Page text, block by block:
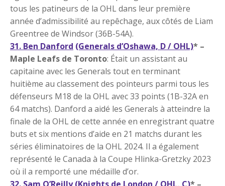
tous les patineurs de la OHL dans leur première
année d’admissibilité au repêchage, aux côtés de Liam
Greentree de Windsor (36B-54A).
31. Ben Danford (Generals d’Oshawa, D / OHL)* –
Maple Leafs de Toronto: Était un assistant au
capitaine avec les Generals tout en terminant
huitième au classement des pointeurs parmi tous les
défenseurs M18 de la OHL avec 33 points (1B-32A en
64 matchs). Danford a aidé les Generals à atteindre la
finale de la OHL de cette année en enregistrant quatre
buts et six mentions d’aide en 21 matchs durant les
séries éliminatoires de la OHL 2024. Il a également
représenté le Canada à la Coupe Hlinka-Gretzky 2023
où il a remporté une médaille d’or.
32. Sam O’Reilly (Knights de London / OHL, C)* –